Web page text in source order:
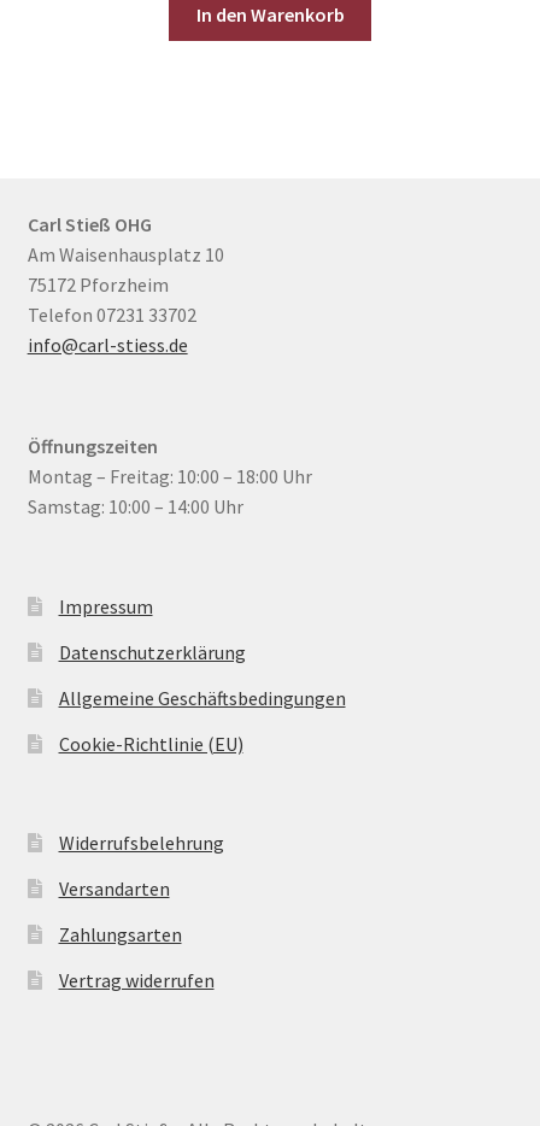
In den Warenkorb
Carl Stieß OHG
Am Waisenhausplatz 10
75172 Pforzheim
Telefon 07231 33702
info@carl-stiess.de
Öffnungszeiten
Montag – Freitag: 10:00 – 18:00 Uhr
Samstag: 10:00 – 14:00 Uhr
Impressum
Datenschutzerklärung
Allgemeine Geschäftsbedingungen
Cookie-Richtlinie (EU)
Widerrufsbelehrung
Versandarten
Zahlungsarten
Vertrag widerrufen